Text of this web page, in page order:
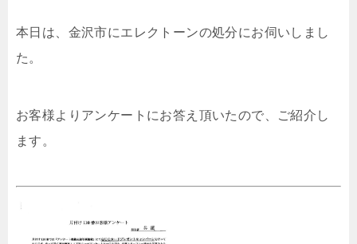
本日は、金沢市にエレクトーンの処分にお伺いしまし
た。
お客様よりアンケートにお答え頂いたので、ご紹介し
ます。